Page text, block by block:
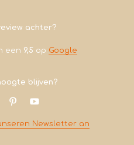
achter?
een 9,5 op Google
blijven?
Newsletter an